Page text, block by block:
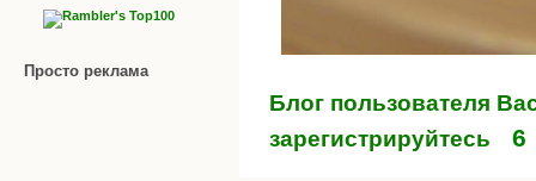
Просто реклама
Блог пользователя
зарегистрируйтесь
6